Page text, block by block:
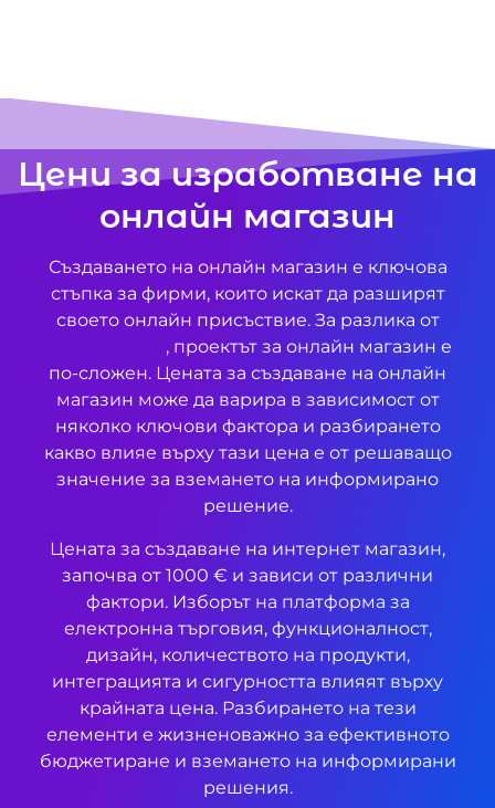
Цени за изработване на
онлайн магазин
Създаването на онлайн магазин е ключова
стъпка за фирми, които искат да разширят
своето онлайн присъствие. За разлика от
, проектът за онлайн магазин е
по-сложен. Цената за създаване на онлайн
магазин може да варира в зависимост от
няколко ключови фактора и разбирането
какво влияе върху тази цена е от решаващо
значение за вземането на информирано
решение.
Цената за създаване на интернет магазин,
започва от 1000 € и зависи от различни
фактори. Изборът на платформа за
електронна търговия, функционалност,
дизайн, количеството на продукти,
интеграцията и сигурността влияят върху
крайната цена. Разбирането на тези
елементи е жизненоважно за ефективното
бюджетиране и вземането на информирани
решения.